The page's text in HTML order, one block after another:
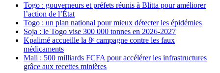
Togo : gouverneurs et préfets réunis à Blitta pour améliorer
l’action de l’État
Togo : un plan national pour mieux détecter les épidémies
Soja : le Togo vise 300 000 tonnes en 2026-2027
Kpalimé accueille la 8ᵉ campagne contre les faux
médicaments
Mali : 500 milliards FCFA pour accélérer les infrastructures
grâce aux recettes minières